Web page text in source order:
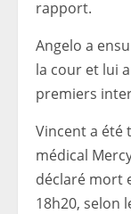
rapport.
Angelo a
la cour et lui
premiers
Vincent a été
médical
déclaré mort
18h20, selon